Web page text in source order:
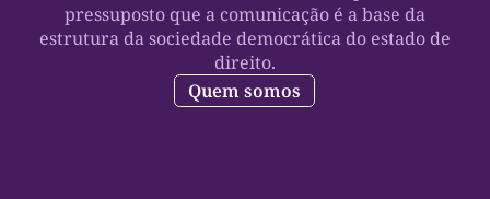
pressuposto que a comunicação é a base da
estrutura da sociedade democrática do estado de
direito.
Quem somos